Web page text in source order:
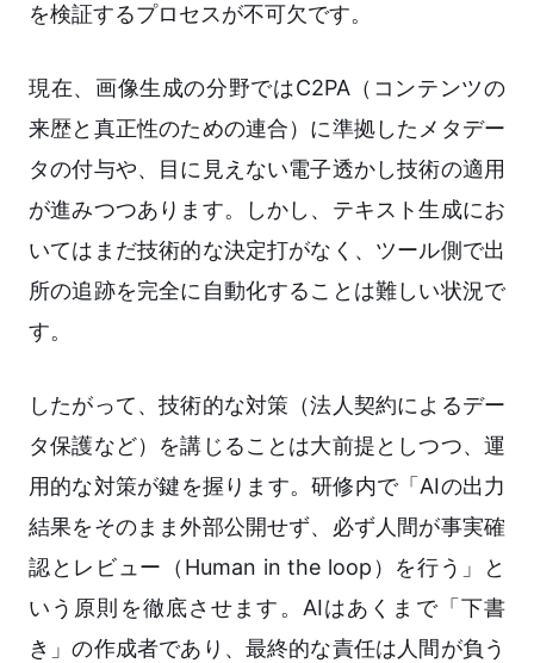
を検証するプロセスが不可欠です。
現在、画像生成の分野ではC2PA（コンテンツの
来歴と真正性のための連合）に準拠したメタデー
タの付与や、目に見えない電子透かし技術の適用
が進みつつあります。しかし、テキスト生成にお
いてはまだ技術的な決定打がなく、ツール側で出
所の追跡を完全に自動化することは難しい状況で
す。
したがって、技術的な対策（法人契約によるデー
タ保護など）を講じることは大前提としつつ、運
用的な対策が鍵を握ります。研修内で「AIの出力
結果をそのまま外部公開せず、必ず人間が事実確
認とレビュー（Human in the loop）を行う」と
いう原則を徹底させます。AIはあくまで「下書
き」の作成者であり、最終的な責任は人間が負う